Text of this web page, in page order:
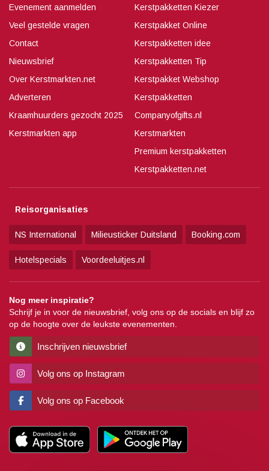
Evenement aanmelden
Veel gestelde vragen
Contact
Nieuwsbrief
Over Kerstmarkten.net
Adverteren
Kraamhuurders gezocht 2025
Kerstmarkten app
Kerstpakketten Kiezer
Kerstpakket Online
Kerstpakketten idee
Kerstpakketten Tip
Kerstpakket Webshop
Kerstpakketten
Companyofgifts.nl
Kerstmarkten
Premium kerstpakketten
Kerstpakketten.net
Reisorganisaties
NS International Milieusticker Duitsland Booking.com
Hotelspecials Voordeeluitjes.nl
Nog meer inspiratie?
Schrijf je in voor de nieuwsbrief, volg ons op de socials en blijf zo
op de hoogte over de leukste evenementen.
Inschrijven nieuwsbrief
Volg ons op Instagram
Volg ons op Facebook